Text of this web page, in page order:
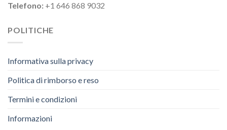
Telefono: +1 646 868 9032
POLITICHE
Informativa sulla privacy
Politica di rimborso e reso
Termini e condizioni
Informazioni